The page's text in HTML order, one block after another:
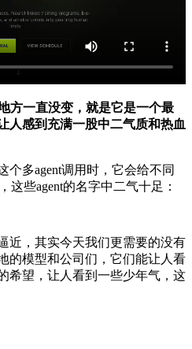
方一直没变，就是它是一个最
人感到充满一股中二气质和热血
个多agent调用时，它会给不同
这些agent的名字中二气十足：
近，其实今天我们更需要的没有
的模型和公司们，它们能让人看
希望，让人看到一些少年气，这